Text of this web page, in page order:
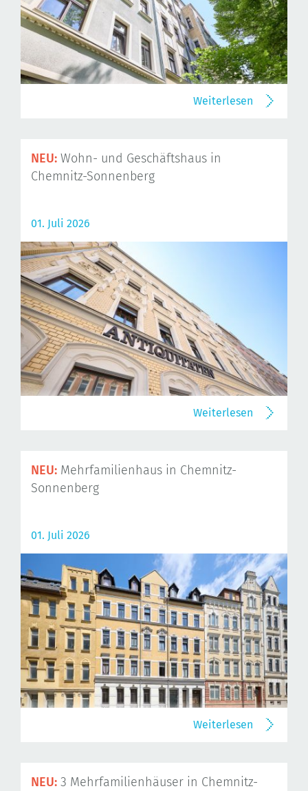
Weiterlesen
NEU: Wohn- und Geschäftshaus in
Chemnitz-Sonnenberg
01. Juli 2026
Weiterlesen
NEU: Mehrfamilienhaus in Chemnitz-
Sonnenberg
01. Juli 2026
Weiterlesen
NEU: 3 Mehrfamilienhäuser in Chemnitz-